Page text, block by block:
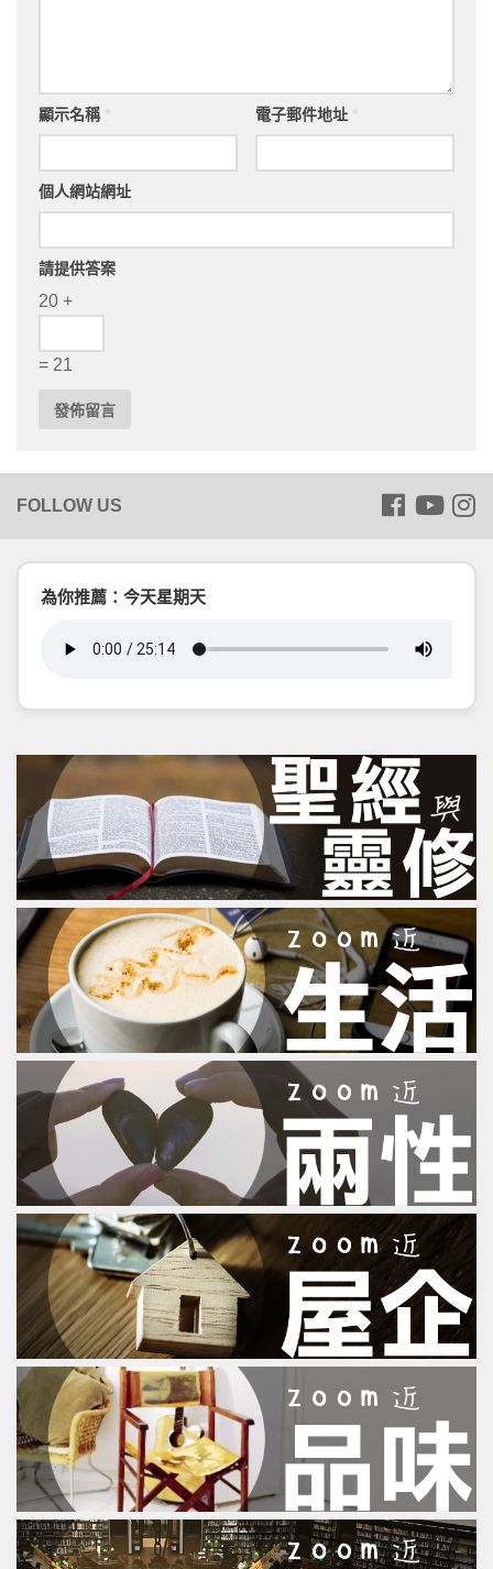
顯示名稱 電子郵件地址
個人網站網址
請提供答案
20 +
= 21
為你推薦：今天星期天